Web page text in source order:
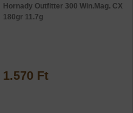
Hornady Outfitter 300 Win.Mag. CX
180gr 11.7g
1.570 Ft